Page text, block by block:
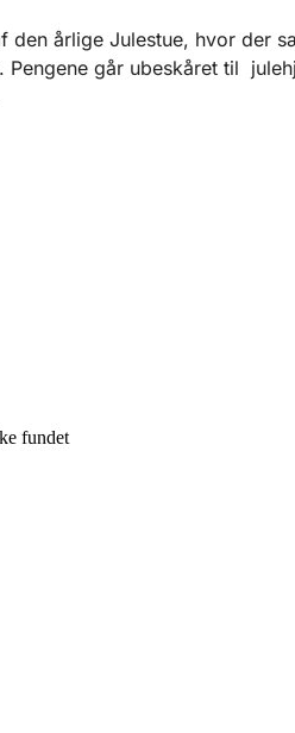
den årlige Julestue, hvor der
Pengene går ubeskåret til